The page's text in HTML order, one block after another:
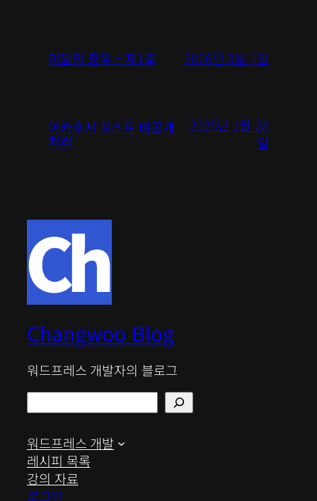
이달의 창우 – 제1호 2026년 3월 1일
아카호시 포스트 비공개
처리
2026년 1월 28
일
Changwoo Blog
워드프레스 개발자의 블로그
색
워드프레스 개발
레시피 목록
강의 자료
로그인